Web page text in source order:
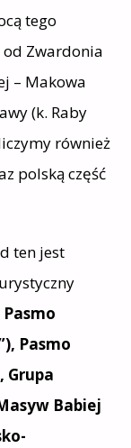
tego
Zwardonia
– Makowa
(k. Raby
również
polską część
ten jest
Pasmo
Pasmo
Grupa
Babiej